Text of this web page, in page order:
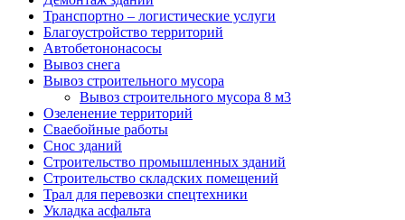
Транспортно – логистические услуги
Благоустройство территорий
Автобетононасосы
Вывоз снега
Вывоз строительного мусора
Вывоз строительного мусора 8 м3
Озеленение территорий
Сваебойные работы
Снос зданий
Строительство промышленных зданий
Строительство складских помещений
Трал для перевозки спецтехники
Укладка асфальта